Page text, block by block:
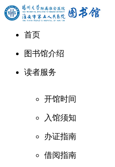
首页
图书馆介绍
读者服务
开馆时间
入馆须知
办证指南
借阅指南